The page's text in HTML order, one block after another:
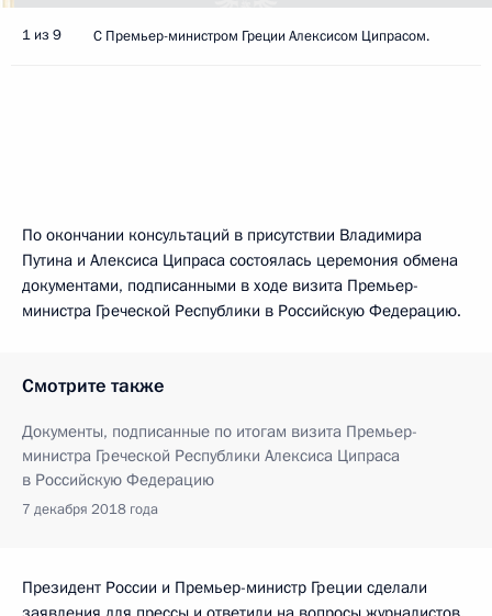
1 из 9 C Премьер-министром Греции Алексисом Ципрасом.
По окончании консультаций в присутствии Владимира
Путина и Алексиса Ципраса состоялась церемония обмена
документами, подписанными в ходе визита Премьер-
министра Греческой Республики в Российскую Федерацию.
Смотрите также
Документы, подписанные по итогам визита Премьер-
министра Греческой Республики Алексиса Ципраса
в Российскую Федерацию
7 декабря 2018 года
Президент России и Премьер-министр Греции сделали